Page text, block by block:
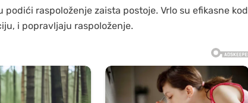
raspoloženje zaista postoje. Vrlo su efikasne kod
i popravljaju raspoloženje.